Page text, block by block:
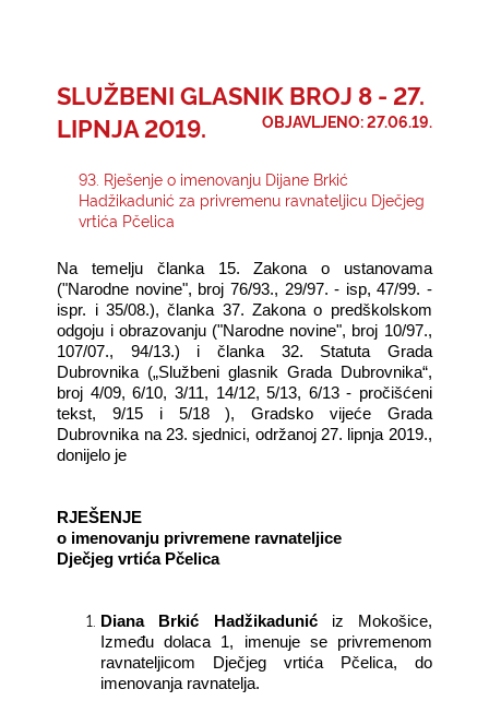
E-USLUGE
SLUŽBENI GLASNIK BROJ 8 - 27.
LIPNJA 2019.
OBJAVLJENO: 27.06.19.
93. Rješenje o imenovanju Dijane Brkić
Hadžikadunić za privremenu ravnateljicu Dječjeg
vrtića Pčelica
Na temelju članka 15.Zakona o ustanovama
("Narodne novine", broj 76/93., 29/97. - isp, 47/99. -
ispr. i 35/08.), članka 37. Zakona o predškolskom
odgoju i obrazovanju ("Narodne novine", broj 10/97.,
107/07., 94/13.) i članka 32. Statuta Grada
Dubrovnika („Službeni glasnik Grada Dubrovnika“,
broj 4/09, 6/10, 3/11, 14/12, 5/13, 6/13 - pročišćeni
tekst, 9/15 i 5/18 ), Gradsko vijeće Grada
Dubrovnika na 23. sjednici, održanoj 27. lipnja 2019.,
donijelo je
RJEŠENJE
o imenovanju privremene ravnateljice
Dječjeg vrtića Pčelica
Diana Brkić Hadžikadunićiz Mokošice,
Između dolaca 1, imenuje se privremenom
ravnateljicom Dječjeg vrtića Pčelica, do
imenovanja ravnatelja.